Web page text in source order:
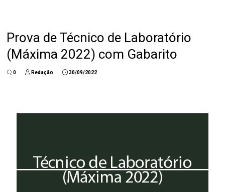
Prova de Técnico de Laboratório
(Máxima 2022) com Gabarito
0 Redação 30/09/2022